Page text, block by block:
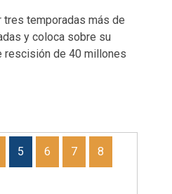
tres temporadas más de
y coloca sobre su
rescisión de 40 millones
5 6 7 8